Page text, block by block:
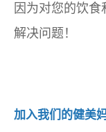
因为对您的饮
解决问题！
加入我们的健美